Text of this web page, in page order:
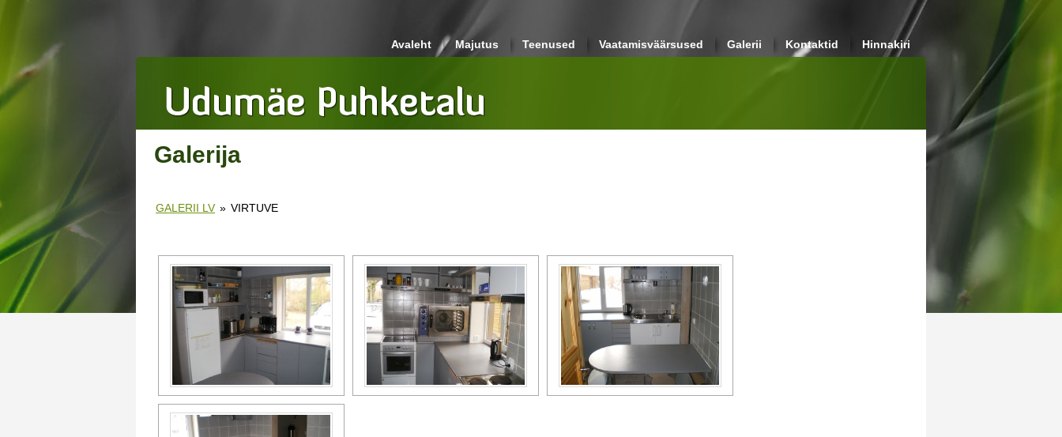
Avaleht Majutus Teenused Vaatamisväärsused Galerii Kontaktid Hinnakiri
Galerija
GALERII LV » VIRTUVE